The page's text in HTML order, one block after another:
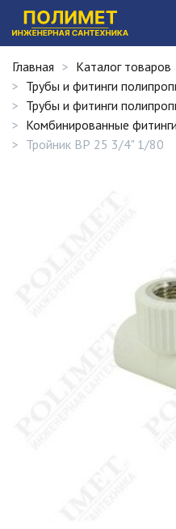
Главная Каталог товаров
Трубы и фитинги
Трубы и фитинги
Комбинированные
Тройник ВР 25 3/4" 1/80